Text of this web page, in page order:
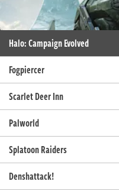
Halo: Campaign Evolved
Fogpiercer
Scarlet Deer Inn
Palworld
Splatoon Raiders
Denshattack!